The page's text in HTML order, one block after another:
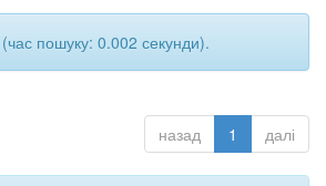
(час пошуку: 0.002 секунди).
назад 1 далі